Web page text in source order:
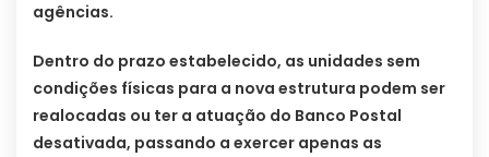
agências.
Dentro do prazo estabelecido, as unidades sem
condições físicas para a nova estrutura podem ser
realocadas ou ter a atuação do Banco Postal
desativada, passando a exercer apenas as